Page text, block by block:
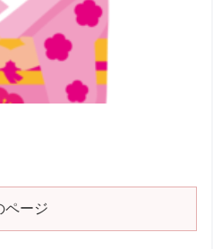
ページ